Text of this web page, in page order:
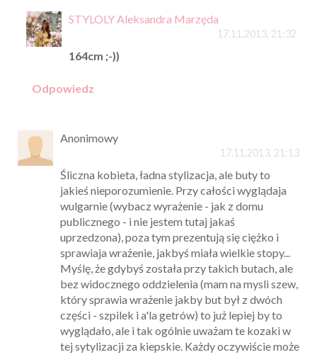
STYLOLY Aleksandra Marzęda
17.11.2013, 21:32
164cm ;-))
Odpowiedz
Anonimowy
17.11.2013, 21:13
Śliczna kobieta, ładna stylizacja, ale buty to
jakieś nieporozumienie. Przy całości wyglądaja
wulgarnie (wybacz wyrażenie - jak z domu
publicznego - i nie jestem tutaj jakaś
uprzedzona), poza tym prezentują się ciężko i
sprawiaja wrażenie, jakbyś miała wielkie stopy...
Myślę, że gdybyś została przy takich butach, ale
bez widocznego oddzielenia (mam na mysli szew,
który sprawia wrażenie jakby but był z dwóch
części - szpilek i a'la getrów) to już lepiej by to
wyglądało, ale i tak ogólnie uważam te kozaki w
tej sytylizacji za kiepskie. Każdy oczywiście może